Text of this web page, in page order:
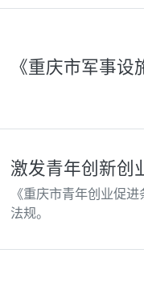
《重庆市军事
激发青年创新创
《重庆市青年创业促
法规。